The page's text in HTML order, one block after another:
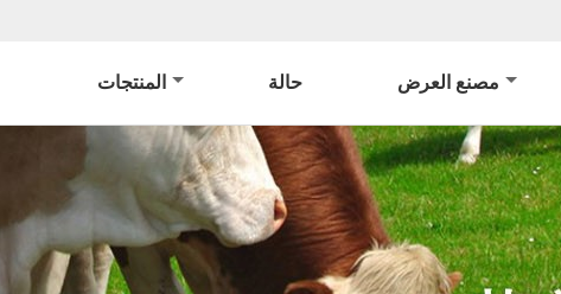
المنتجات حالة مصنع العرض